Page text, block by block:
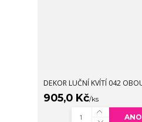
DEKOR LUČNÍ KVÍTÍ 042
905,0 Kč/ks